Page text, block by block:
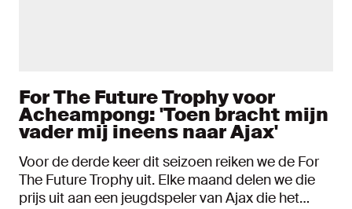
For The Future Trophy voor
Acheampong: 'Toen bracht mijn
vader mij ineens naar Ajax'
Voor de derde keer dit seizoen reiken we de For
The Future Trophy uit. Elke maand delen we die
prijs uit aan een jeugdspeler van Ajax die het